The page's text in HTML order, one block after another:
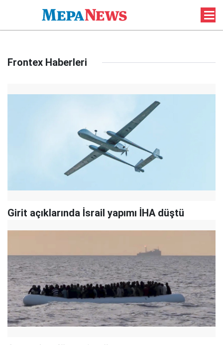
Frontex Haberleri
Girit açıklarında İsrail yapımı İHA düştü